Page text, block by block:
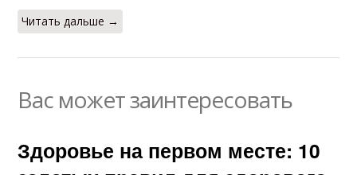
Читать дальше →
Вас может заинтересовать
Здоровье на первом месте: 10